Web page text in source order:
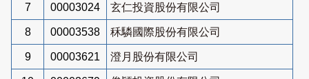
7 00003024 玄仁投資股份有限公司
8 00003538 秝驎國際股份有限公司
9 00003621 澄月股份有限公司